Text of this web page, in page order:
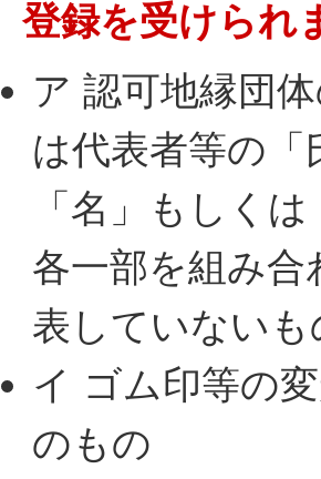
登録を受けられ
ア 認可地縁団
は代表者等の「
「名」もしく
各一部を組み
表していないも
イ ゴム印等の
のもの